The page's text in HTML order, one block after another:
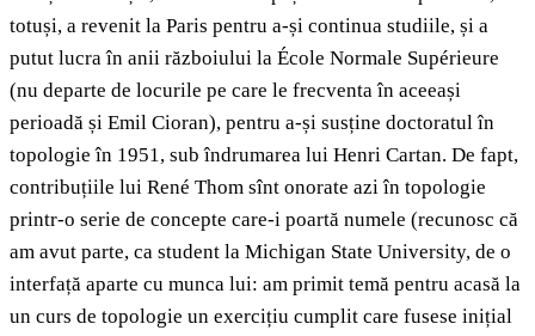
totuși, a revenit la Paris pentru a-și continua studiile, și a
putut lucra în anii războiului la École Normale Supérieure
(nu departe de locurile pe care le frecventa în aceeași
perioadă și Emil Cioran), pentru a-și susține doctoratul în
topologie în 1951, sub îndrumarea lui Henri Cartan. De fapt,
contribuțiile lui René Thom sînt onorate azi în topologie
printr-o serie de concepte care-i poartă numele (recunosc că
am avut parte, ca student la Michigan State University, de o
interfață aparte cu munca lui: am primit temă pentru acasă la
un curs de topologie un exercițiu cumplit care fusese inițial